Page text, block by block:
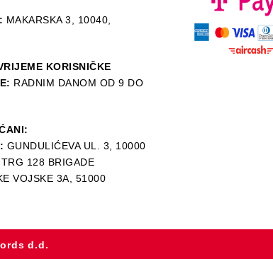
MAKARSKA 3, 10040,
KORISNIČKE
RADNIM DANOM OD 9 DO
GUNDULIĆEVA UL. 3, 10000
TRG 128 BRIGADE
VOJSKE 3A, 51000
d.d.